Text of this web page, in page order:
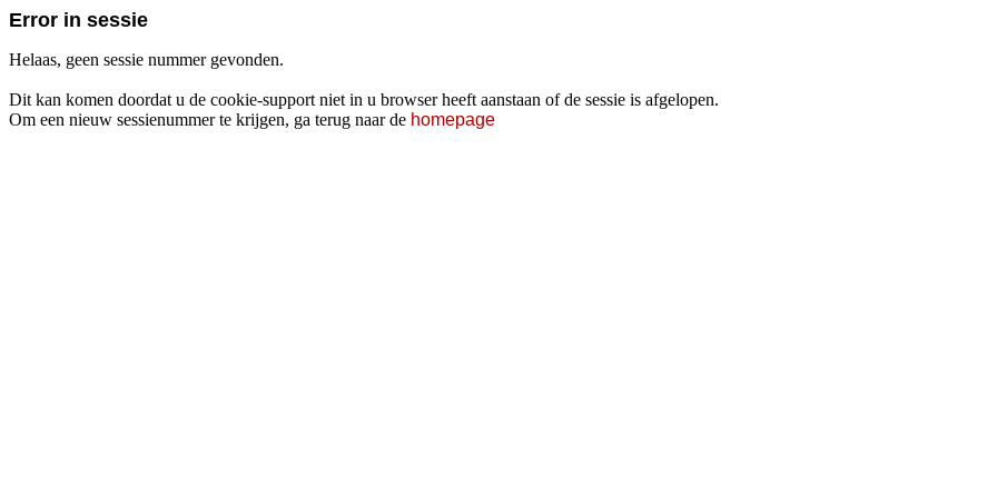
Error in sessie
Helaas, geen sessie nummer gevonden.
Dit kan komen doordat u de cookie-support niet in u browser heeft aanstaan of de sessie is afgelopen.
Om een nieuw sessienummer te krijgen, ga terug naar de homepage